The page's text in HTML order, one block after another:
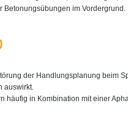
Betonungsübungen im Vordergrund.
der Handlungsplanung beim
auswirkt.
häufig in Kombination mit einer